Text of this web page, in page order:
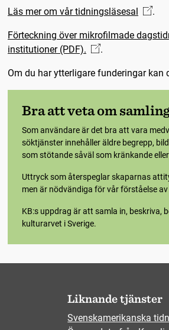
Läs mer om vår tidningsläsesal .
Förteckning över mikrofilmade
institutioner (PDF).
.
Om du har ytterligare funderingar kan
Bra att veta om
Som användare är det bra att vara
söktjänster innehåller äldre begrepp,
som stötande såväl som kränkande
Uttryck som återspeglar skaparnas
men är nödvändiga för vår förståelse
KB:s uppdrag är att samla in, beskriva,
kulturarvet i Sverige.
Liknande tjänster
Svenskamerikanska